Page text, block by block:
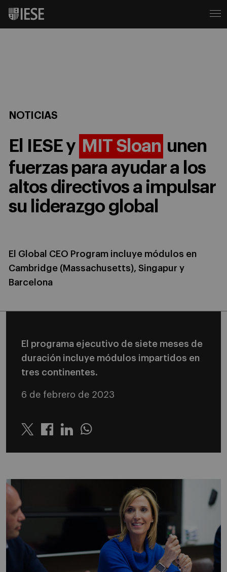
NOTICIAS
El IESE y MIT Sloan unen
fuerzas para ayudar a los
altos directivos a impulsar
su liderazgo global
El Global CEO Program incluye módulos en
Cambridge (Massachusetts), Singapur y
Barcelona
El programa ejecutivo de siete meses de
duración incluye módulos impartidos en
tres continentes.
6 de febrero de 2023
Twitter LinkedinWhatsapp